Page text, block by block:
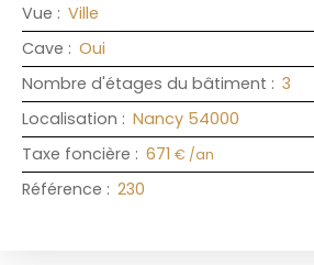
Vue : Ville
Cave : Oui
Nombre d'étages du bâtiment : 3
Localisation : Nancy 54000
Taxe foncière : 671 € /an
Référence : 230